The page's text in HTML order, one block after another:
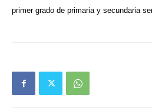
primer grado de primaria y secundaria